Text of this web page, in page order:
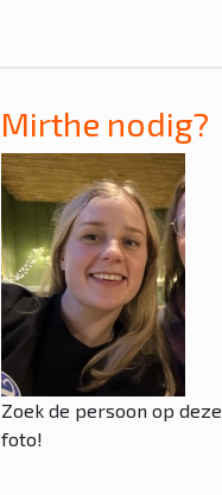
Mirthe nodig?
Zoek de persoon op deze
foto!